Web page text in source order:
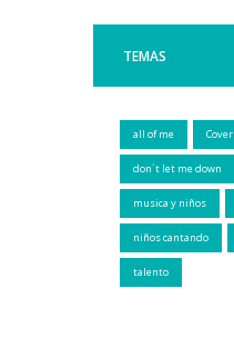
TEMAS
all of me
don´t let me down
musica y niños
niños cantando
talento